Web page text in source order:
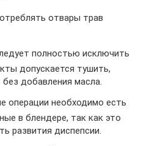
отвары трав
полностью исключить
допускается тушить,
без добавления масла.
операции необходимо есть
в блендере, так как это
развития диспепсии.